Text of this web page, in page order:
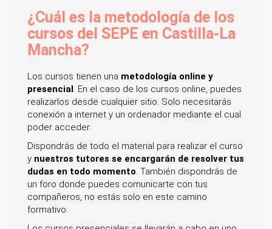
¿Cuál es la metodología de los
cursos del SEPE en Castilla-La
Mancha?
Los cursos tienen una metodología online y
presencial. En el caso de los cursos online, puedes
realizarlos desde cualquier sitio. Solo necesitarás
conexión a internet y un ordenador mediante el cual
poder acceder.
Dispondrás de todo el material para realizar el curso
y nuestros tutores se encargarán de resolver tus
dudas en todo momento. También dispondrás de
un foro donde puedes comunicarte con tus
compañeros, no estás solo en este camino
formativo.